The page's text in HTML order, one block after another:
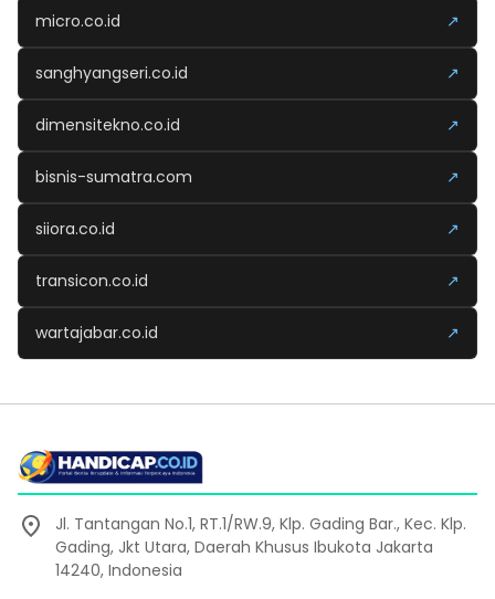
micro.co.id ↗
sanghyangseri.co.id ↗
dimensitekno.co.id ↗
bisnis-sumatra.com ↗
siiora.co.id ↗
transicon.co.id ↗
wartajabar.co.id ↗
Jl. Tantangan No.1, RT.1/RW.9, Klp. Gading Bar., Kec. Klp.
Gading, Jkt Utara, Daerah Khusus Ibukota Jakarta
14240, Indonesia